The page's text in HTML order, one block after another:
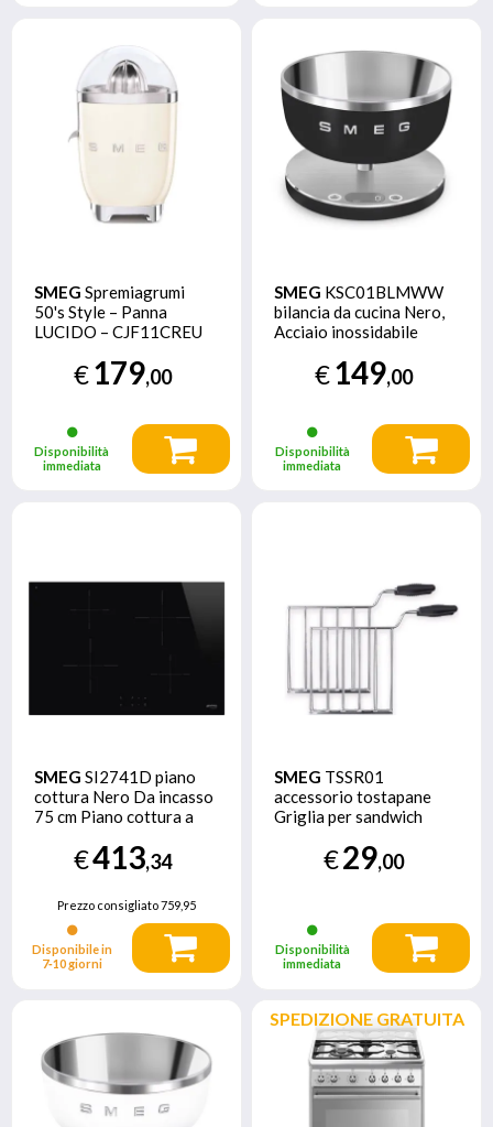
SMEG Spremiagrumi
50's Style – Panna
LUCIDO – CJF11CREU
€179,00
Disponibilità
immediata
SMEG KSC01BLMWW
bilancia da cucina Nero,
Acciaio inossidabile
Bilancia da cucina
€149,00
Disponibilità
immediata
SMEG SI2741D piano
cottura Nero Da incasso
75 cm Piano cottura a
€413,34
Prezzo consigliato759,95
Disponibile in
7‑10 giorni
SMEG TSSR01
accessorio tostapane
Griglia per sandwich
€29,00
Disponibilità
immediata
SPEDIZIONE GRATUITA